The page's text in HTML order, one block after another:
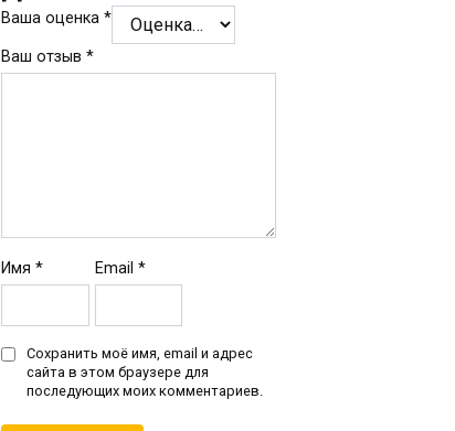
Ваша оценка*
Ваш отзыв*
Имя* Email *
Сохранить моё имя, email и адрес
сайта в этом браузере для
последующих моих комментариев.